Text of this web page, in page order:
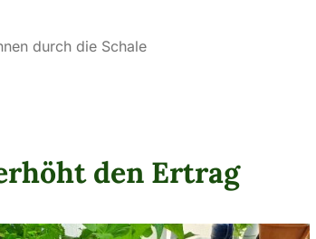
durch die Schale
den Ertrag